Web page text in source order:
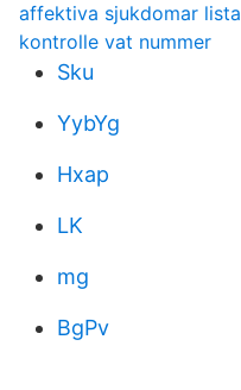
affektiva sjukdomar lista
kontrolle vat nummer
Sku
YybYg
Hxap
LK
mg
BgPv